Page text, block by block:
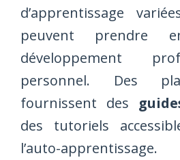
d’apprentissage
peuvent prendre
développement
personnel. Des
fournissent des
des tutoriels
l’auto-